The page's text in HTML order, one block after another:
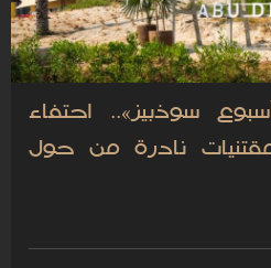
سوذبيز».. احتفاء
نادرة من حول